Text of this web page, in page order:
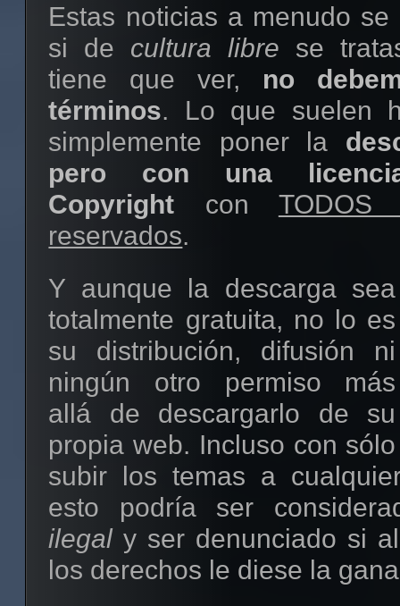
Estas noticias a menudo se
si de cultura libre se
tiene que ver, no
términos. Lo que suelen
simplemente poner la
pero con una
Copyright con TODOS
reservados.
Y aunque la descarga sea
totalmente gratuita, no lo es
su distribución, difusión ni
ningún otro permiso más
allá de descargarlo de su
propia web. Incluso con sólo
subir los temas a
esto podría ser
ilegaly ser denunciado si
los derechos le diese la